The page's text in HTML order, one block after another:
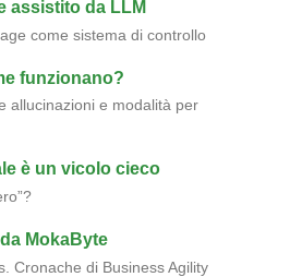
assistito da LLM
come sistema di controllo
funzionano?
allucinazioni e modalità per
è un vicolo cieco
MokaByte
Cronache di Business Agility